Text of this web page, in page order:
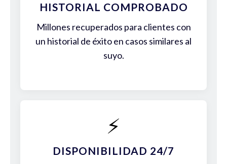
HISTORIAL COMPROBADO
Millones recuperados para clientes con
un historial de éxito en casos similares al
suyo.
⚡
DISPONIBILIDAD 24/7